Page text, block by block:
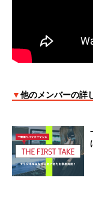
▼他のメンバーの詳